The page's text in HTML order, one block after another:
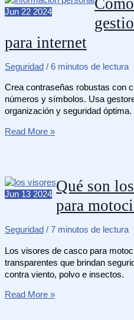
sobre
riesgo
en
Colombia
Jun 22 2024
para internet
Seguridad / 6 minutos de lectura
Crea contraseñas robustas con
números y símbolos. Usa
organización y seguridad óptima.
Cómo
claves
seguras
para
Read More »
Jun 13 2024 Qué son
para
Seguridad / 7 minutos de lectura
Los visores de casco para
transparentes que brindan
contra viento, polvo e insectos.
Qué
Read More »